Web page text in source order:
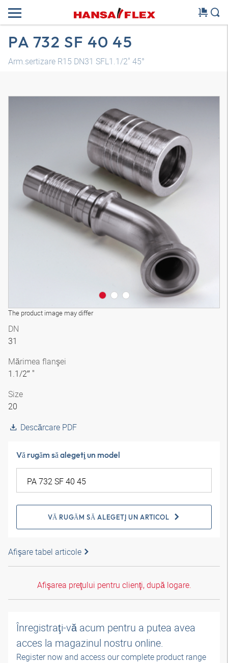
PA 732 SF 40 45
Arm.sertizare R15 DN31 SFL1.1/2" 45°
The product image may differ
Model 3D
DN
31
Mărimea flanşei
1.1/2″ "
Size
20
Descărcare PDF
Vă rugăm să alegeţi un model
VĂ RUGĂM SĂ ALEGEŢI UN ARTICOL
Afişare tabel articole
Afişarea preţului pentru clienţi, după logare.
Înregistraţi-vă acum pentru a putea avea
acces la magazinul nostru online.
Register now and access our complete product range